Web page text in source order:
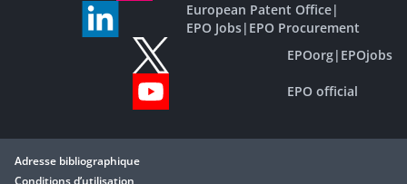
European Patent Office|
EPO Jobs| EPO Procurement
EPOorg| EPOjobs
EPO official
Adresse bibliographique
Conditions d’utilisation